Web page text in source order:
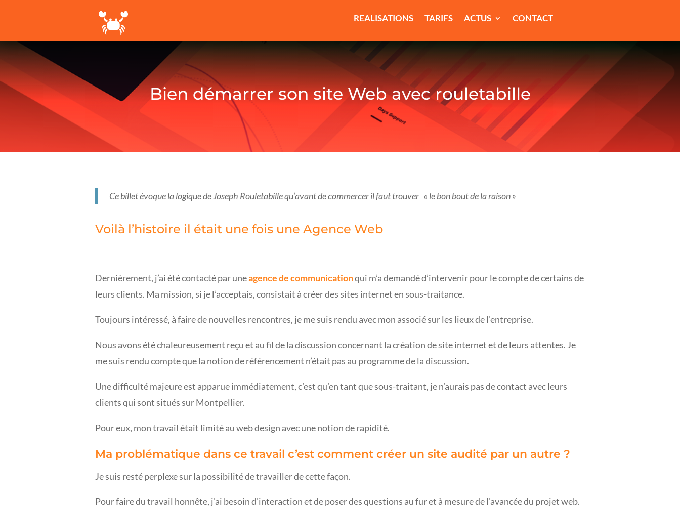
REALISATIONS TARIFS ACTUS CONTACT
Bien démarrer son site Web avec rouletabille
Ce billet évoque la logique de Joseph Rouletabille qu’avant de commercer il faut trouver « le bon bout de la raison »
Voilà l’histoire il était une fois une Agence Web
Dernièrement, j’ai été contacté par uneagence de communicationqui m’a demandé d’intervenir pour le compte de certains de
leurs clients. Ma mission, si je l’acceptais, consistait à créer des sites internet en sous-traitance.
Toujours intéressé, à faire de nouvelles rencontres, je me suis rendu avec mon associé sur les lieux de l’entreprise.
Nous avons été chaleureusement reçuet au fil de la discussion concernant la création de site internet et de leurs attentes. Je
me suis rendu compte que la notion de référencement n’était pas au programme de la discussion.
Une difficulté majeure est apparue immédiatement, c’est qu’en tant que sous-traitant, je n’aurais pas de contact avec leurs
clients qui sont situés sur Montpellier.
Pour eux, mon travail était limité au web design avec une notion de rapidité.
Ma problématique dans ce travail c’est comment créer un site audité par un autre ?
Je suis resté perplexe sur la possibilité de travailler de cette façon.
Pour faire du travail honnête, j’ai besoin d’interaction et de poser des questions au fur et à mesure de l’avancée du projet web.